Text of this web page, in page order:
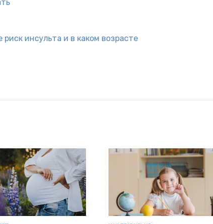
инсульта и в каком возрасте